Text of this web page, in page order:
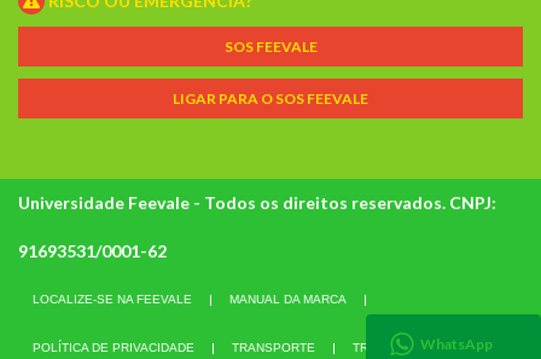
WhatsApp
SOS FEEVALE
LIGAR PARA O SOS FEEVALE
Universidade Feevale - Todos os direitos reservados. CNPJ:
91693531/0001-62
LOCALIZE-SE NA FEEVALE MANUAL DA MARCA
POLÍTICA DE PRIVACIDADE TRANSPORTE TRABALHE CONOSCO